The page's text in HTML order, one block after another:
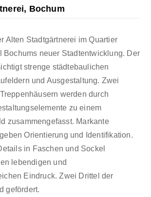
Bochum
Alten Stadtgärtnerei im Quartier
Bochums neuer Stadtentwicklung. Der
strenge städtebaulichen
und Ausgestaltung. Zwei
werden durch
zu einem
zusammengefasst. Markante
Orientierung und Identifikation.
in Faschen und Sockel
lebendigen und
Eindruck. Zwei Drittel der
gefördert.